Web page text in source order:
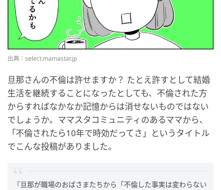
出典：select.mamastar.jp
旦那さんの不倫は許せますか？ たとえ許すとして結婚
生活を継続することになったとしても、不倫された方
からすればなかなか記憶からは消せないものではない
でしょうか。ママスタコミュニティのあるママから、
「不倫されたら10年で時効だってさ」というタイトル
でこんな投稿がありました。
『旦那が職場のおばさまたちから「不倫した事実は変わらない